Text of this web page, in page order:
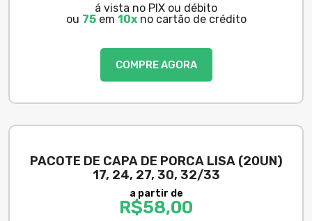
á vista no PIX ou débito
ou 75em 10xno cartão de crédito
COMPRE AGORA
PACOTE DE CAPA DE PORCA LISA (20UN)
17, 24, 27, 30, 32/33
a partir de
R$58,00